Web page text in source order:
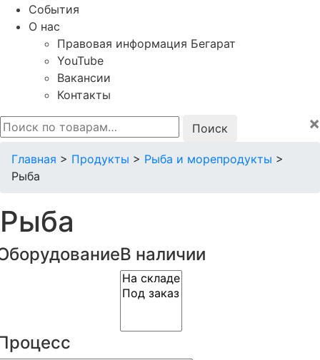
События
О нас
Правовая информация Бегарат
YouTube
Вакансии
Контакты
Искать:
×
Главная > Продукты > Рыба и морепродукты >
Рыба
Рыба
В наличии